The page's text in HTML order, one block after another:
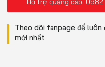
Hỗ trợ quảng cáo:
Theo dõi fanpage để
mới nhất